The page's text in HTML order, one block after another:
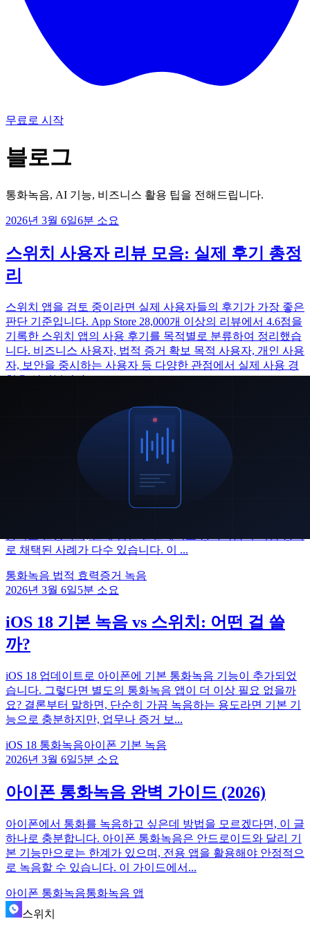
무료로 시작
블로그
통화녹음, AI 기능, 비즈니스 활용 팁을 전해드립니다.
2026년 3월 6일6분 소요
스위치 사용자 리뷰 모음: 실제 후기 총정
리
스위치 앱을 검토 중이라면 실제 사용자들의 후기가 가장 좋은
판단 기준입니다. App Store 28,000개 이상의 리뷰에서 4.6점을
기록한 스위치 앱의 사용 후기를 목적별로 분류하여 정리했습
니다. 비즈니스 사용자, 법적 증거 확보 목적 사용자, 개인 사용
자, 보안을 중시하는 사용자 등 다양한 관점에서 실제 사용 경
험을 살펴봅니다.
통화녹음 앱 리뷰스위치 리뷰
분 소요
통화녹음 법적 효력: 증거로 인정받으려
통화녹음은 법적으로 유효한 증거가 될 수 있습니다. 대한민국
로 채택된 사례가 다수 있습니다. 이 ...
통화녹음 법적 효력증거 녹음
2026년 3월 6일5분 소요
iOS 18 기본 녹음 vs 스위치: 어떤 걸 쓸
까?
iOS 18 업데이트로 아이폰에 기본 통화녹음 기능이 추가되었
습니다. 그렇다면 별도의 통화녹음 앱이 더 이상 필요 없을까
요? 결론부터 말하면, 단순히 가끔 녹음하는 용도라면 기본 기
능으로 충분하지만, 업무나 증거 보...
iOS 18 통화녹음아이폰 기본 녹음
2026년 3월 6일5분 소요
아이폰 통화녹음 완벽 가이드 (2026)
아이폰에서 통화를 녹음하고 싶은데 방법을 모르겠다면, 이 글
하나로 충분합니다. 아이폰 통화녹음은 안드로이드와 달리 기
본 기능만으로는 한계가 있으며, 전용 앱을 활용해야 안정적으
로 녹음할 수 있습니다. 이 가이드에서...
아이폰 통화녹음통화녹음 앱
스위치